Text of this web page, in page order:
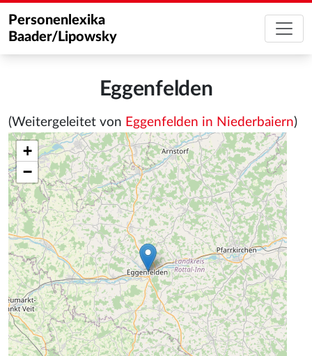
Personenlexika
Baader/Lipowsky
Eggenfelden
(Weitergeleitet von Eggenfelden in Niederbaiern)
+
−